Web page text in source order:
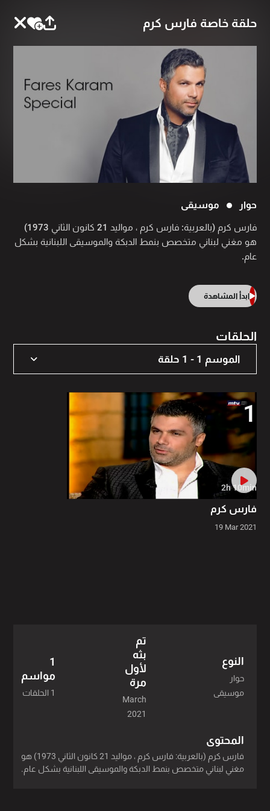
حلقة خاصة فارس كرم
حوار موسيقى
فارس كرم (بالعربية: فارس كرم ، مواليد 21 كانون الثاني 1973)
هو مغني لبناني متخصص بنمط الدبكة والموسيقى اللبنانية بشكل
عام.
ابدأ المشاهدة
الحلقات
الموسم 1 - 1 حلقة
الموسم 1 - 1 حلقة
1
2h 10min
فارس كرم
19 Mar 2021
النوع
حوار
موسيقى
تم
بثه
لأول
مرة
March
2021
1
مواسم
1 الحلقات
المحتوى
فارس كرم (بالعربية: فارس كرم ، مواليد 21 كانون الثاني 1973) هو
مغني لبناني متخصص بنمط الدبكة والموسيقى اللبنانية بشكل عام.